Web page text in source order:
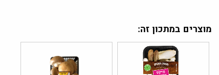
מוצרים במתכון זה: